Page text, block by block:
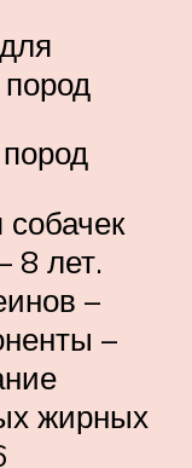
8 лет.
–
–
жирных